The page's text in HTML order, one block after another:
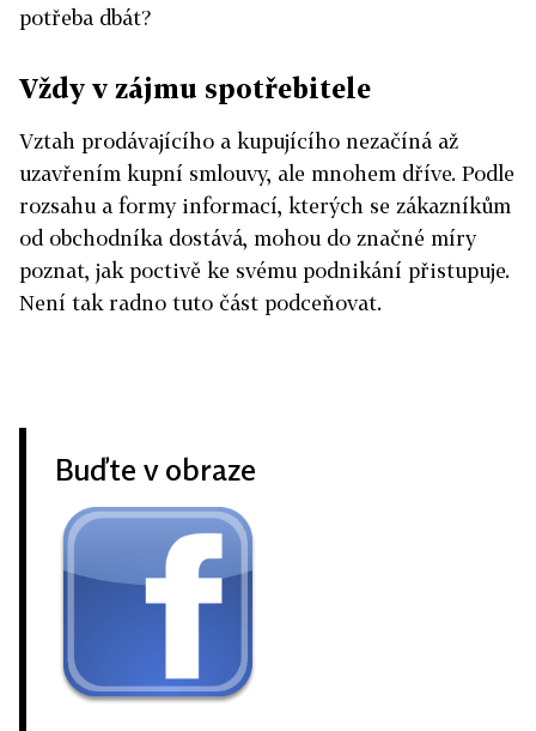
potřeba dbát?
Vždy v zájmu spotřebitele
Vztah prodávajícího a kupujícího nezačíná až
uzavřením kupní smlouvy, ale mnohem dříve. Podle
rozsahu a formy informací, kterých se zákazníkům
od obchodníka dostává, mohou do značné míry
poznat, jak poctivě ke svému podnikání přistupuje.
Není tak radno tuto část podceňovat.
Buďte v obraze